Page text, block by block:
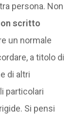
persona. Non
scritto
un normale
a titolo di
di altri
particolari
Si pensi